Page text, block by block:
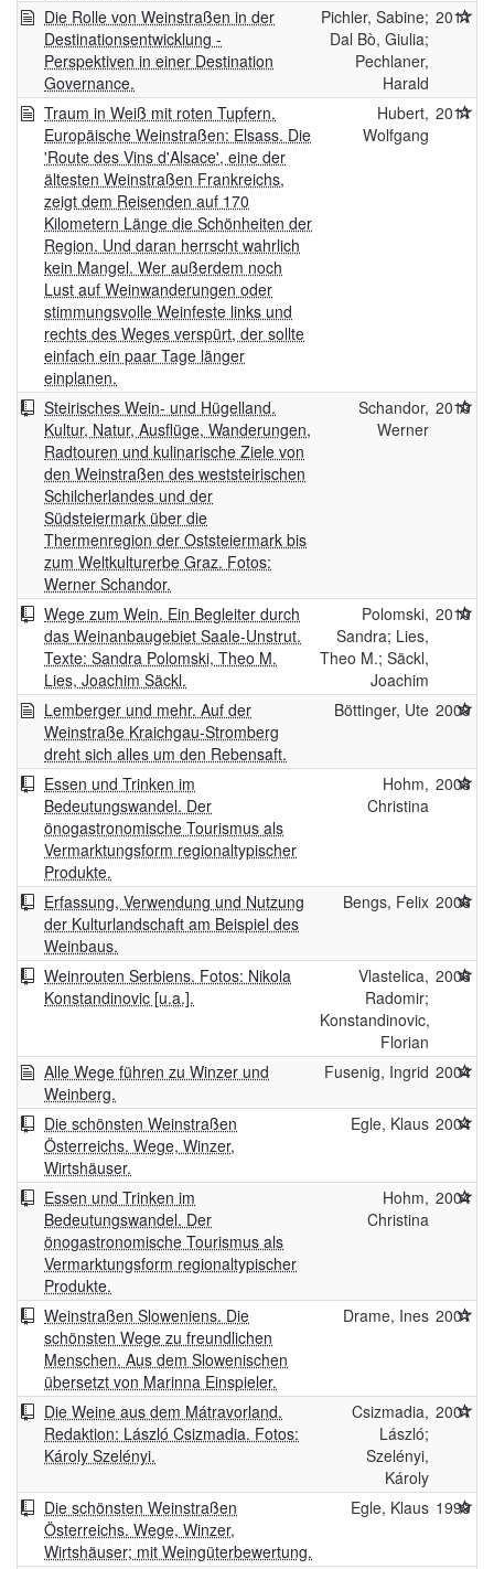
Die Rolle von Weinstraßen in der
Destinationsentwicklung -
Perspektiven in einer Destination
Governance.
Pichler, Sabine;
Dal Bò, Giulia;
Pechlaner,
Harald
2011
Traum in Weiß mit roten Tupfern.
Europäische Weinstraßen: Elsass. Die
'Route des Vins d'Alsace', eine der
ältesten Weinstraßen Frankreichs,
zeigt dem Reisenden auf 170
Kilometern Länge die Schönheiten der
Region. Und daran herrscht wahrlich
kein Mangel. Wer außerdem noch
Lust auf Weinwanderungen oder
stimmungsvolle Weinfeste links und
rechts des Weges verspürt, der sollte
einfach ein paar Tage länger
einplanen.
Hubert,
Wolfgang
2011
Steirisches Wein- und Hügelland.
Kultur, Natur, Ausflüge, Wanderungen,
Radtouren und kulinarische Ziele von
den Weinstraßen des weststeirischen
Schilcherlandes und der
Südsteiermark über die
Thermenregion der Oststeiermark bis
zum Weltkulturerbe Graz. Fotos:
Werner Schandor.
Schandor,
Werner
2010
Wege zum Wein. Ein Begleiter durch
das Weinanbaugebiet Saale-Unstrut.
Texte: Sandra Polomski, Theo M.
Lies, Joachim Säckl.
Polomski,
Sandra; Lies,
Theo M.; Säckl,
Joachim
2010
Lemberger und mehr. Auf der
Weinstraße Kraichgau-Stromberg
dreht sich alles um den Rebensaft.
Böttinger, Ute 2009
Essen und Trinken im
Bedeutungswandel. Der
önogastronomische Tourismus als
Vermarktungsform regionaltypischer
Produkte.
Hohm,
Christina
2008
Erfassung, Verwendung und Nutzung
der Kulturlandschaft am Beispiel des
Weinbaus.
Bengs, Felix 2006
Weinrouten Serbiens. Fotos: Nikola
Konstandinovic [u.a.].
Vlastelica,
Radomir;
Konstandinovic,
Florian
2006
Alle Wege führen zu Winzer und
Weinberg.
Fusenig, Ingrid 2004
Die schönsten Weinstraßen
Österreichs. Wege, Winzer,
Wirtshäuser.
Egle, Klaus 2004
Essen und Trinken im
Bedeutungswandel. Der
önogastronomische Tourismus als
Vermarktungsform regionaltypischer
Produkte.
Hohm,
Christina
2004
Weinstraßen Sloweniens. Die
schönsten Wege zu freundlichen
Menschen. Aus dem Slowenischen
übersetzt von Marinna Einspieler.
Drame, Ines 2001
Die Weine aus dem Mátravorland.
Redaktion: László Csizmadia. Fotos:
Károly Szelényi.
Csizmadia,
László;
Szelényi,
Károly
2001
Die schönsten Weinstraßen
Österreichs. Wege, Winzer,
Wirtshäuser; mit Weingüterbewertung.
Egle, Klaus 1999